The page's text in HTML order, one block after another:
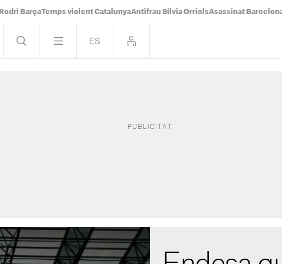
Rodri BarçaTemps violent CatalunyaAntifrau Sílvia OrriolsAsassinat